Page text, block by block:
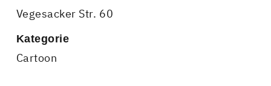
Vegesacker Str. 60
Kategorie
Cartoon